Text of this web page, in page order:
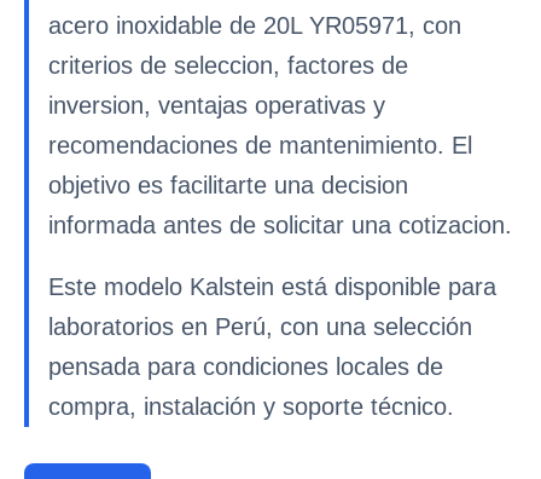
acero inoxidable de 20L YR05971, con
criterios de seleccion, factores de
inversion, ventajas operativas y
recomendaciones de mantenimiento. El
objetivo es facilitarte una decision
informada antes de solicitar una cotizacion.
Este modelo Kalstein está disponible para
laboratorios en Perú, con una selección
pensada para condiciones locales de
compra, instalación y soporte técnico.